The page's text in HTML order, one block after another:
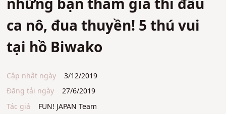
những bạn tham gia thi đấu
ca nô, đua thuyền! 5 thú vui
tại hồ Biwako
Cập nhật ngày
3/12/2019
Đăng tải ngày
27/6/2019
Tác giả
FUN! JAPAN Team